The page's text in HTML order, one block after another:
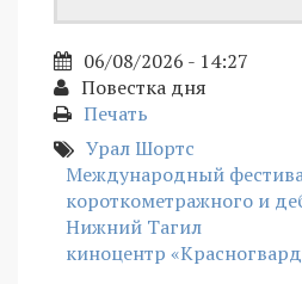
06/08/2026 - 14:27
Повестка дня
Печать
Урал Шортс
Международный
короткометражного и
Нижний Тагил
киноцентр